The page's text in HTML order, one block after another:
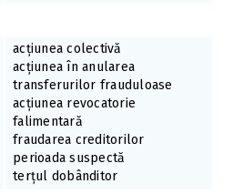
acțiunea colectivă
acțiunea în anularea
transferurilor frauduloase
acțiunea revocatorie
falimentară
fraudarea creditorilor
perioada suspectă
terțul dobânditor